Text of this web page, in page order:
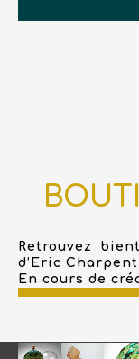
Retrouvez
d’Eric
En cours de